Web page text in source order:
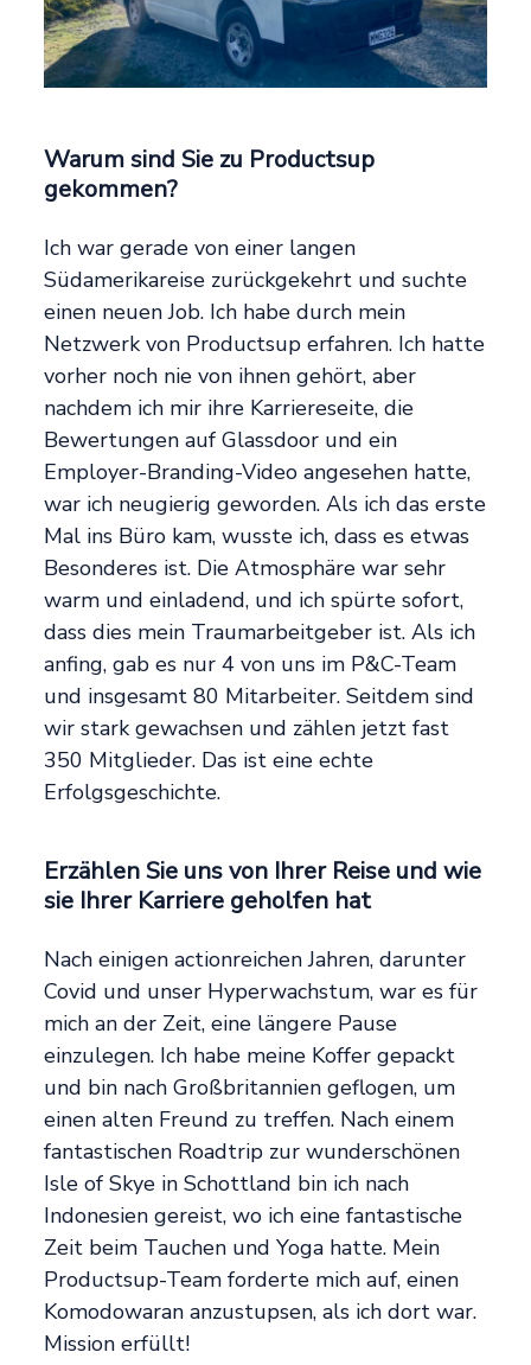
Warum sind Sie zu Productsup
gekommen?
Ich war gerade von einer langen
Südamerikareise zurückgekehrt und suchte
einen neuen Job. Ich habe durch mein
Netzwerk von Productsup erfahren. Ich hatte
vorher noch nie von ihnen gehört, aber
nachdem ich mir ihre Karriereseite, die
Bewertungen auf Glassdoor und ein
Employer-Branding-Video angesehen hatte,
war ich neugierig geworden. Als ich das erste
Mal ins Büro kam, wusste ich, dass es etwas
Besonderes ist. Die Atmosphäre war sehr
warm und einladend, und ich spürte sofort,
dass dies mein Traumarbeitgeber ist. Als ich
anfing, gab es nur 4 von uns im P&C-Team
und insgesamt 80 Mitarbeiter. Seitdem sind
wir stark gewachsen und zählen jetzt fast
350 Mitglieder. Das ist eine echte
Erfolgsgeschichte.
Erzählen Sie uns von Ihrer Reise und wie
sie Ihrer Karriere geholfen hat
Nach einigen actionreichen Jahren, darunter
Covid und unser Hyperwachstum, war es für
mich an der Zeit, eine längere Pause
einzulegen. Ich habe meine Koffer gepackt
und bin nach Großbritannien geflogen, um
einen alten Freund zu treffen. Nach einem
fantastischen Roadtrip zur wunderschönen
Isle of Skye in Schottland bin ich nach
Indonesien gereist, wo ich eine fantastische
Zeit beim Tauchen und Yoga hatte. Mein
Productsup-Team forderte mich auf, einen
Komodowaran anzustupsen, als ich dort war.
Mission erfüllt!